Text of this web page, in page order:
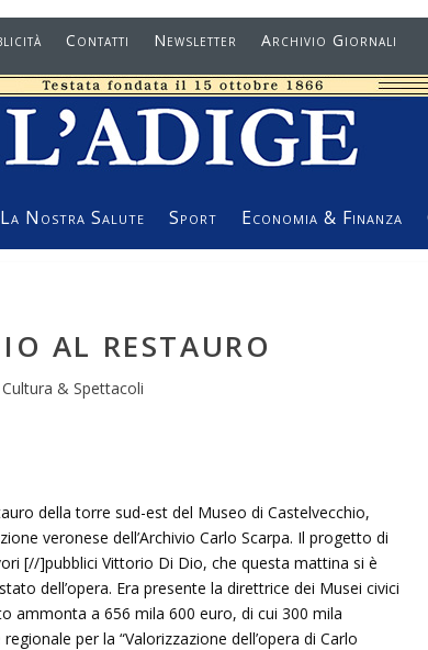
Contatti Newsletter Archivio Giornali
La Nostra Salute Sport Economia & Finanza
AL RESTAURO
Cultura & Spettacoli
della torre sud-est del Museo di Castelvecchio,
veronese dell’Archivio Carlo Scarpa. Il progetto di
[//]pubblici Vittorio Di Dio, che questa mattina si è
dell’opera. Era presente la direttrice dei Musei civici
ammonta a 656 mila 600 euro, di cui 300 mila
per la “Valorizzazione dell’opera di Carlo